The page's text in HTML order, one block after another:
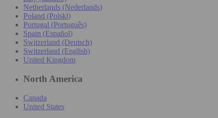
Netherlands (Nederlands)
Poland (Polski)
Portugal (Português)
Spain (Español)
Switzerland (Deutsch)
Switzerland (English)
United Kingdom
North America
Canada
United States